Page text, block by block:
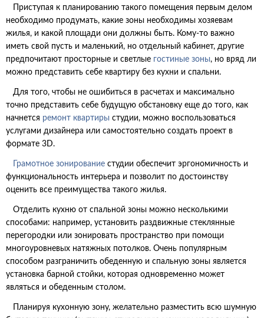
Приступая к планированию такого помещения первым делом
необходимо продумать, какие зоны необходимы хозяевам
жилья, и какой площади они должны быть. Кому-то важно
иметь свой пусть и маленький, но отдельный кабинет, другие
предпочитают просторные и светлые гостиные зоны, но вряд ли
можно представить себе квартиру без кухни и спальни.
Для того, чтобы не ошибиться в расчетах и максимально
точно представить себе будущую обстановку еще до того, как
начнется ремонт квартиры студии, можно воспользоваться
услугами дизайнера или самостоятельно создать проект в
формате 3D.
Грамотное зонирование студии обеспечит эргономичность и
функциональность интерьера и позволит по достоинству
оценить все преимущества такого жилья.
Отделить кухню от спальной зоны можно несколькими
способами: например, установить раздвижные стеклянные
перегородки или зонировать пространство при помощи
многоуровневых натяжных потолков. Очень популярным
способом разграничить обеденную и спальную зоны является
установка барной стойки, которая одновременно может
являться и обеденным столом.
Планируя кухонную зону, желательно разместить всю шумную